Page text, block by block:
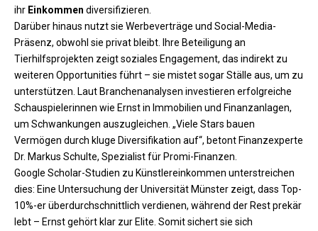
ihr Einkommen diversifizieren.
Darüber hinaus nutzt sie Werbeverträge und Social-Media-
Präsenz, obwohl sie privat bleibt. Ihre Beteiligung an
Tierhilfsprojekten zeigt soziales Engagement, das indirekt zu
weiteren Opportunities führt – sie mistet sogar Ställe aus, um zu
unterstützen. Laut Branchenanalysen investieren erfolgreiche
Schauspielerinnen wie Ernst in Immobilien und Finanzanlagen,
um Schwankungen auszugleichen. „Viele Stars bauen
Vermögen durch kluge Diversifikation auf“, betont Finanzexperte
Dr. Markus Schulte, Spezialist für Promi-Finanzen.
Google Scholar-Studien zu Künstlereinkommen unterstreichen
dies: Eine Untersuchung der Universität Münster zeigt, dass Top-
10%-er überdurchschnittlich verdienen, während der Rest prekär
lebt – Ernst gehört klar zur Elite. Somit sichert sie sich